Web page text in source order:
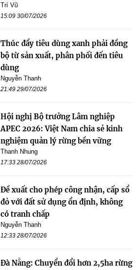
Trí Vũ
15:09 30/07/2026
Thúc đẩy tiêu dùng xanh phải đồng
bộ từ sản xuất, phân phối đến tiêu
dùng
Nguyễn Thanh
21:49 29/07/2026
Hội nghị Bộ trưởng Lâm nghiệp
APEC 2026: Việt Nam chia sẻ kinh
nghiệm quản lý rừng bền vững
Thanh Nhung
17:33 28/07/2026
Đề xuất cho phép công nhận, cấp sổ
đỏ với đất sử dụng ổn định, không
có tranh chấp
Nguyễn Thanh
12:33 28/07/2026
Đà Nẵng: Chuyển đổi hơn 2,5ha rừng